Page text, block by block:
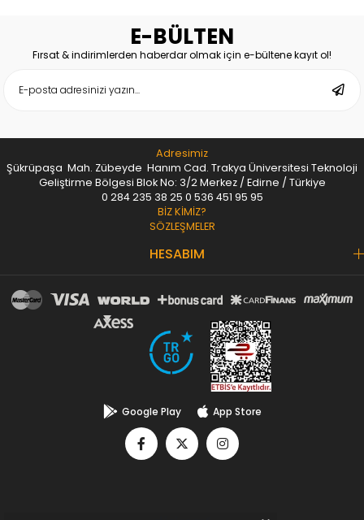
E-BÜLTEN
Fırsat & indirimlerden haberdar olmak için e-bültene kayıt ol!
Adresimiz
Şükrüpaşa Mah. Zübeyde Hanım Cad. Trakya Üniversitesi Teknoloji
Geliştirme Bölgesi Blok No: 3/2 Merkez / Edirne / Türkiye
0 284 235 38 25 0 536 451 95 95
BİZ KİMİZ?
SÖZLEŞMELER
HESABIM
Google Play App Store